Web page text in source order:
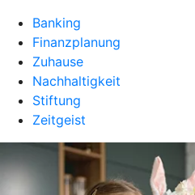
Banking
Finanzplanung
Zuhause
Nachhaltigkeit
Stiftung
Zeitgeist